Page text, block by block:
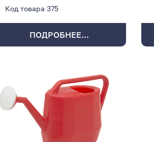
Код товара 375
ПОДРОБНЕЕ...